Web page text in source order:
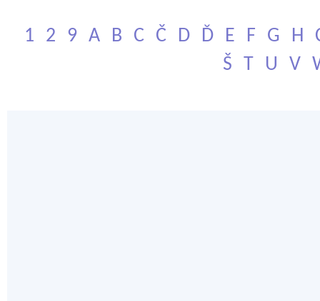
1 2 9 A B C Č D Ď E F G H
Š
T U V